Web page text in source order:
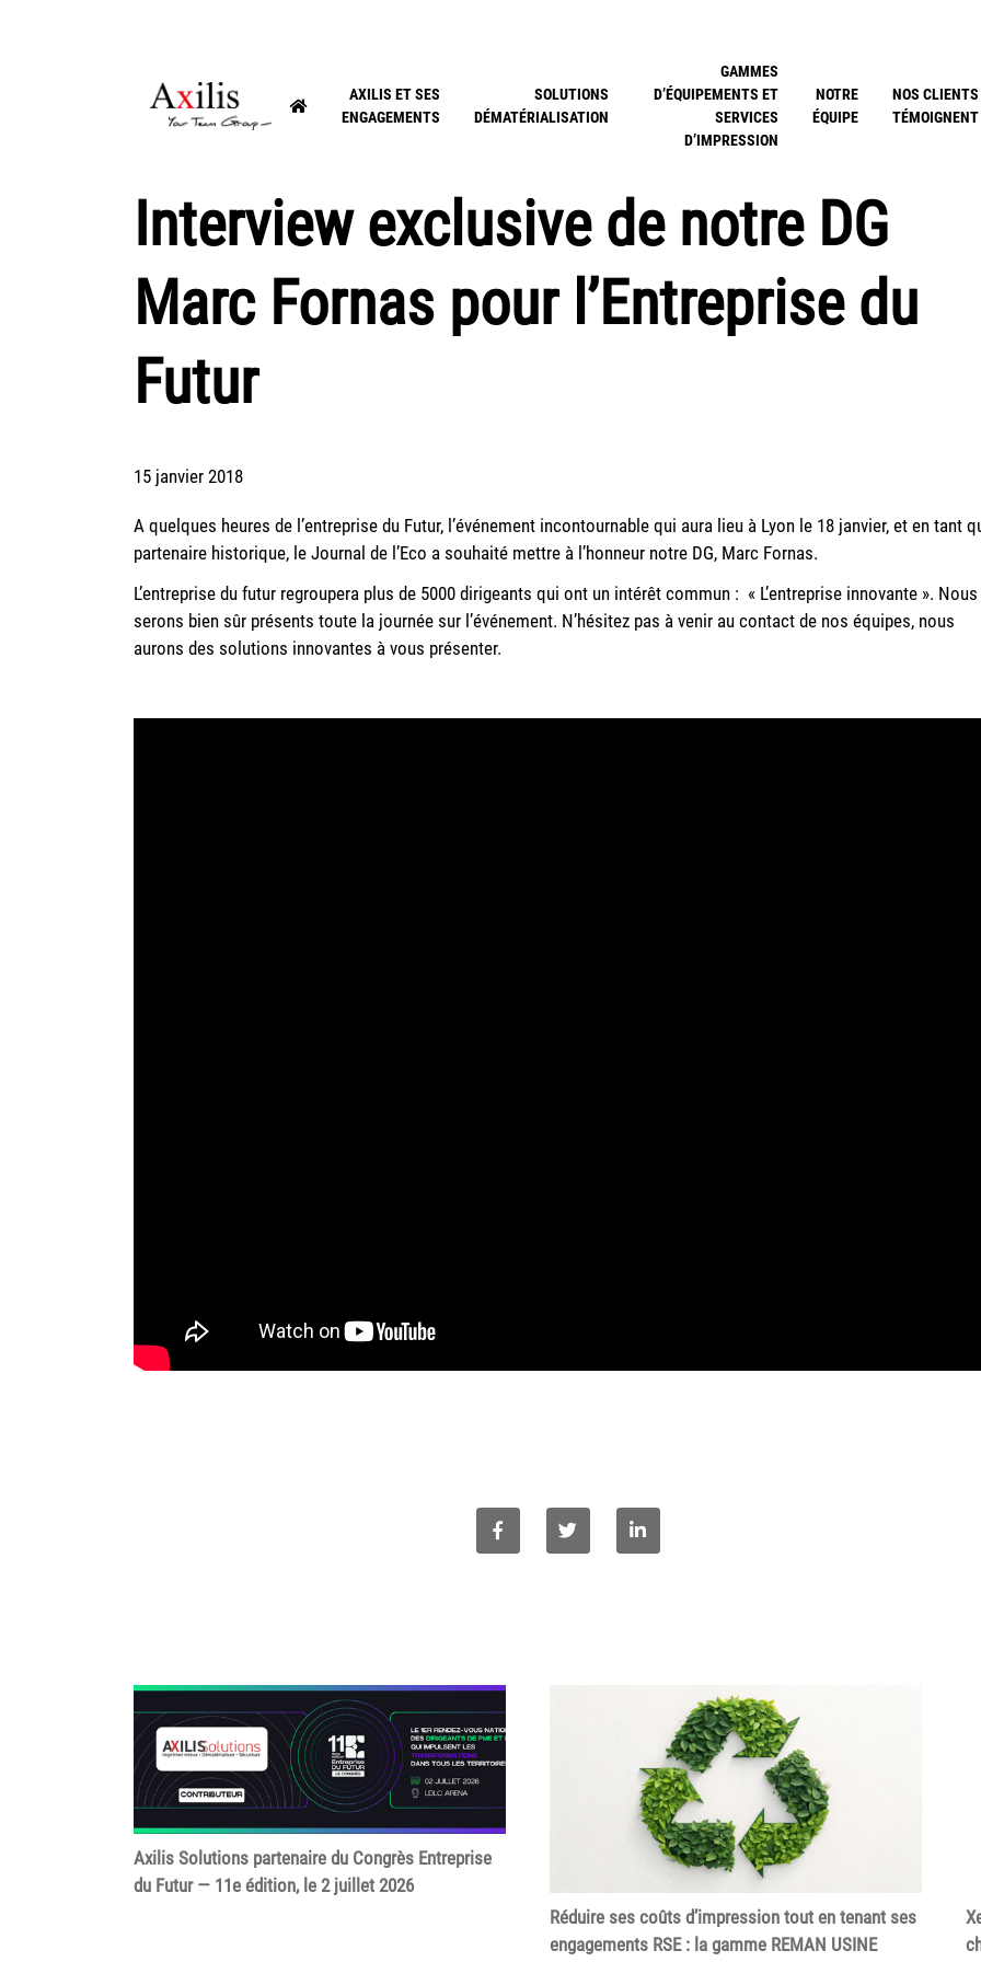
AXILIS ET SES
ENGAGEMENTS
SOLUTIONS
DÉMATÉRIALISATION
GAMMES
D’ÉQUIPEMENTS ET
SERVICES
D’IMPRESSION
NOTRE
ÉQUIPE
NOS CLIENTS
TÉMOIGNENT
Interview exclusive de notre DG
Marc Fornas pour l’Entreprise du
Futur
15 janvier 2018
A quelques heures de l’entreprise du Futur, l’événement incontournable qui aura lieu à Lyon le 18 janvier, et en tant
partenaire historique, le Journal de l’Eco a souhaité mettre à l’honneur notre DG, Marc Fornas.
L’entreprise du futur regroupera plus de 5000 dirigeants qui ont un intérêt commun : « L’entreprise innovante ». Nous
serons bien sûr présents toute la journée sur l’événement. N’hésitez pas à venir au contact de nos équipes, nous
aurons des solutions innovantes à vous présenter.
Axilis Solutions partenaire du Congrès Entreprise
du Futur — 11e édition, le 2 juillet 2026
Réduire ses coûts d’impression tout en tenant ses
engagements RSE : la gamme REMAN USINE